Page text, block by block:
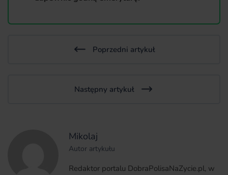
Poprzedni artykuł
Następny artykuł
Mikolaj
Autor artykułu
Redaktor portalu DobraPolisaNaZycie.pl, w